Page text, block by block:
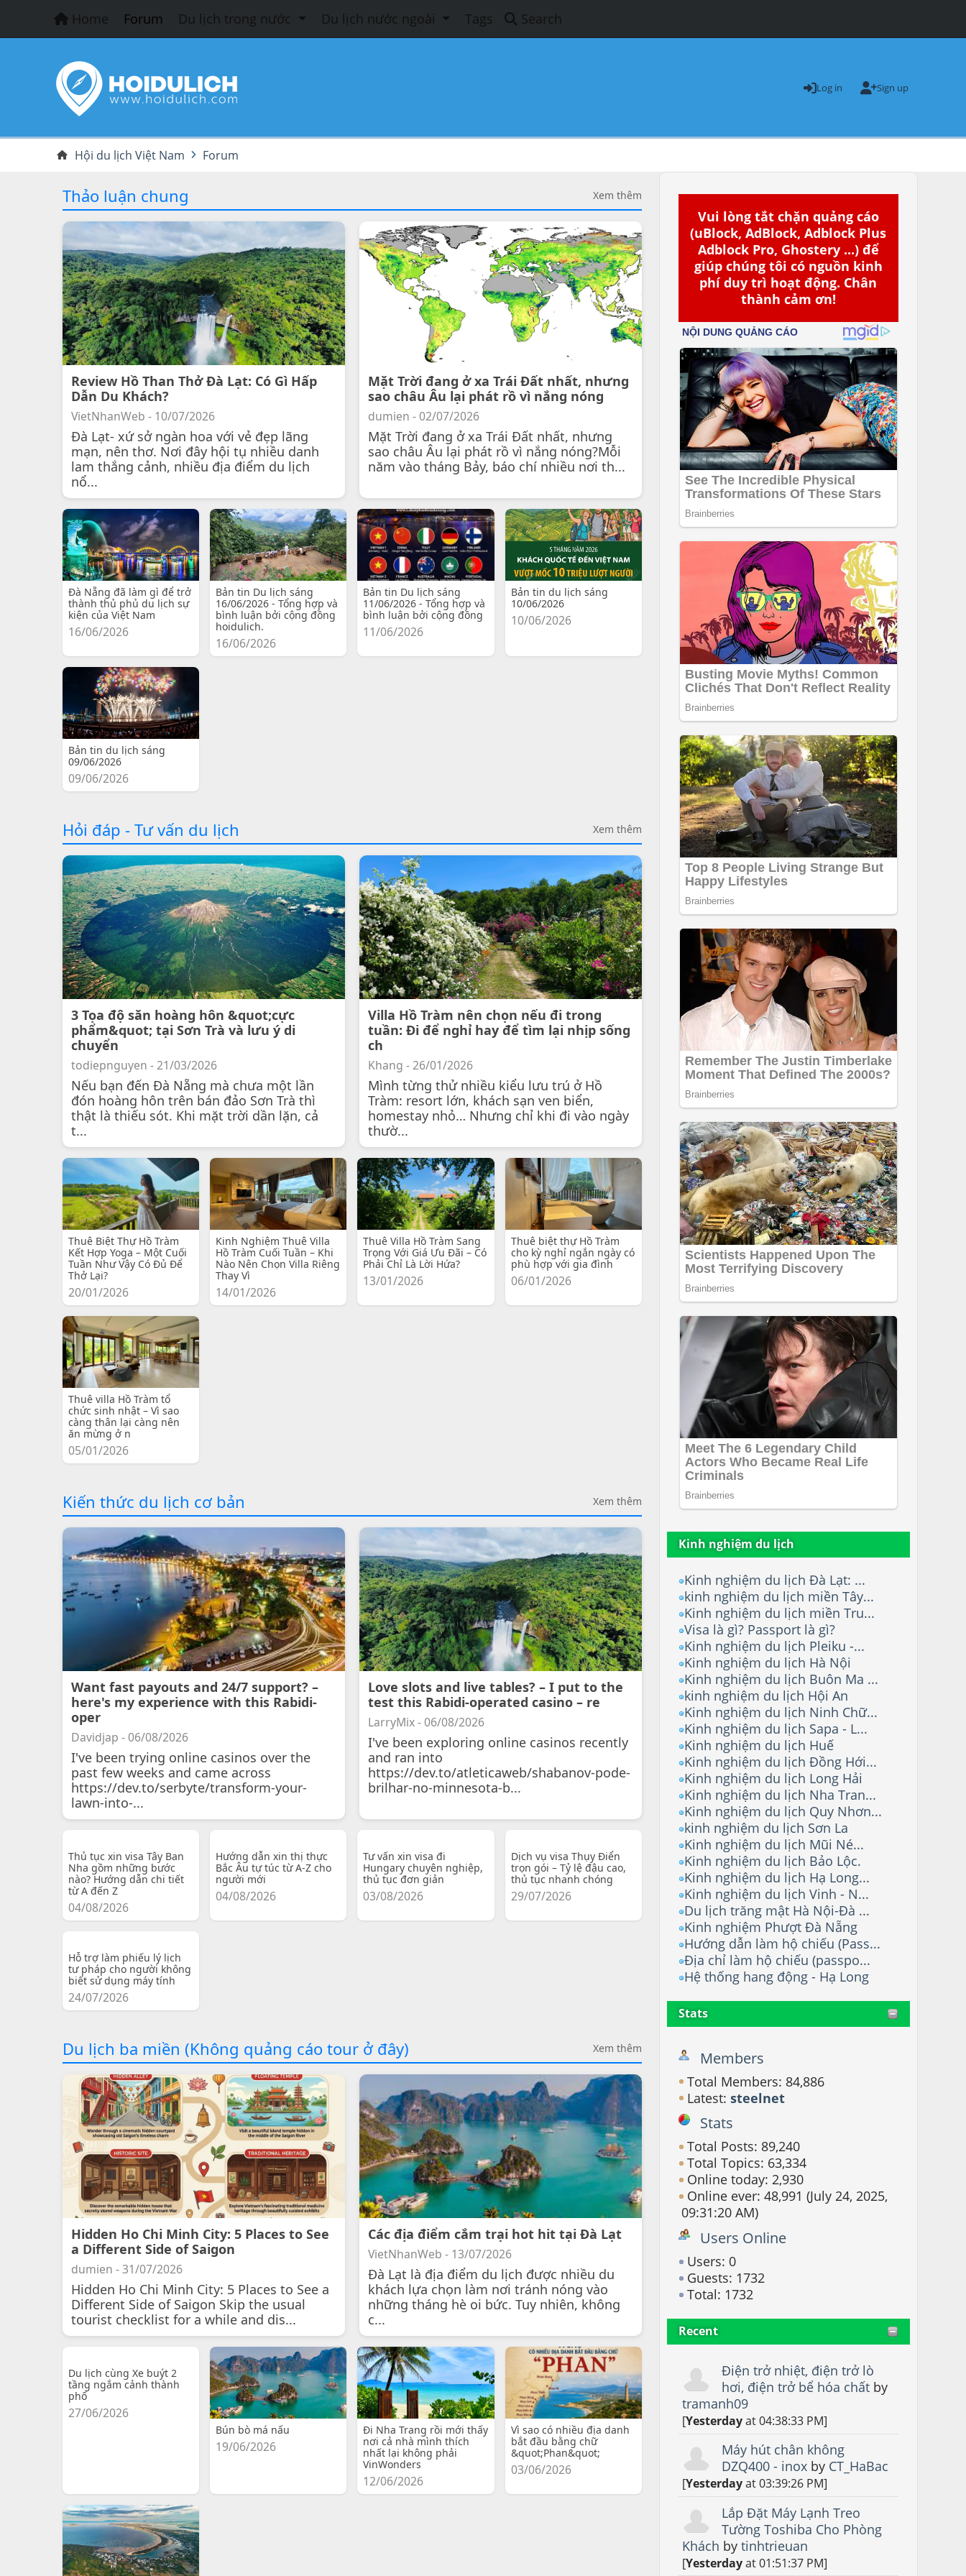
Home Forum Du lịch trong nước Du lịch nước ngoài Tags Search
Log in Sign up
Hội du lịch Việt Nam Forum
Vui lòng tắt chặn quảng cáo
(uBlock, AdBlock, Adblock Plus
Adblock Pro, Ghostery ...) để
giúp chúng tôi có nguồn kinh
phí duy trì hoạt động. Chân
thành cảm ơn!
Kinh nghiệm du lịch
Kinh nghiệm du lịch Đà Lạt: ...
kinh nghiệm du lịch miền Tây...
Kinh nghiệm du lịch miền Tru...
Visa là gì? Passport là gì?
Kinh nghiệm du lịch Pleiku -...
Kinh nghiệm du lịch Hà Nội
Kinh nghiệm du lịch Buôn Ma ...
kinh nghiệm du lịch Hội An
Kinh nghiệm du lịch Ninh Chữ...
Kinh nghiệm du lịch Sapa - L...
Kinh nghiệm du lịch Huế
Kinh nghiệm du lịch Đồng Hới...
Kinh nghiệm du lịch Long Hải
Kinh nghiệm du lịch Nha Tran...
Kinh nghiệm du lịch Quy Nhơn...
kinh nghiệm du lịch Sơn La
Kinh nghiệm du lịch Mũi Né...
Kinh nghiệm du lịch Bảo Lộc.
Kinh nghiệm du lịch Hạ Long...
Kinh nghiệm du lịch Vinh - N...
Du lịch trăng mật Hà Nội-Đà ...
Kinh nghiệm Phượt Đà Nẵng
Hướng dẫn làm hộ chiếu (Pass...
Địa chỉ làm hộ chiếu (passpo...
Hệ thống hang động - Hạ Long
Stats
Members
Total Members: 84,886
Latest:steelnet
Stats
Total Posts: 89,240
Total Topics: 63,334
Online today: 2,930
Online ever: 48,991 (July 24, 2025,
09:31:20 AM)
Users Online
Users: 0
Guests: 1732
Total: 1732
Recent
Điện trở nhiệt, điện trở lò
hơi, điện trở bể hóa chấtby
tramanh09
[Yesterdayat 04:38:33 PM]
Máy hút chân không
DZQ400 - inoxby CT_HaBac
[Yesterdayat 03:39:26 PM]
Lắp Đặt Máy Lạnh Treo
Tường Toshiba Cho Phòng
Khách bytinhtrieuan
[Yesterdayat 01:51:37 PM]
Thảo luận chung Xem thêm
Review Hồ Than Thở Đà Lạt: Có Gì Hấp
Dẫn Du Khách?
VietNhanWeb - 10/07/2026
Đà Lạt- xứ sở ngàn hoa với vẻ đẹp lãng
mạn, nên thơ. Nơi đây hội tụ nhiều danh
lam thắng cảnh, nhiều địa điểm du lịch
nổ...
Mặt Trời đang ở xa Trái Đất nhất, nhưng
sao châu Âu lại phát rồ vì nắng nóng
dumien - 02/07/2026
Mặt Trời đang ở xa Trái Đất nhất, nhưng
sao châu Âu lại phát rồ vì nắng nóng?Mỗi
năm vào tháng Bảy, báo chí nhiều nơi th...
Đà Nẵng đã làm gì để trở
thành thủ phủ du lịch sự
kiện của Việt Nam
16/06/2026
Bản tin Du lịch sáng
16/06/2026 - Tổng hợp và
bình luận bởi cộng đồng
hoidulich.
16/06/2026
Bản tin Du lịch sáng
11/06/2026 - Tổng hợp và
bình luận bởi cộng đồng
11/06/2026
Bản tin du lịch sáng
10/06/2026
10/06/2026
Bản tin du lịch sáng
09/06/2026
09/06/2026
Hỏi đáp - Tư vấn du lịch Xem thêm
3 Tọa độ săn hoàng hôn &quot;cực
phẩm&quot; tại Sơn Trà và lưu ý di
chuyển
todiepnguyen - 21/03/2026
Nếu bạn đến Đà Nẵng mà chưa một lần
đón hoàng hôn trên bán đảo Sơn Trà thì
thật là thiếu sót. Khi mặt trời dần lặn, cả
t...
Villa Hồ Tràm nên chọn nếu đi trong
tuần: Đi để nghỉ hay để tìm lại nhịp sống
ch
Khang - 26/01/2026
Mình từng thử nhiều kiểu lưu trú ở Hồ
Tràm: resort lớn, khách sạn ven biển,
homestay nhỏ… Nhưng chỉ khi đi vào ngày
thườ...
Thuê Biệt Thự Hồ Tràm
Kết Hợp Yoga – Một Cuối
Tuần Như Vậy Có Đủ Để
Thở Lại?
20/01/2026
Kinh Nghiệm Thuê Villa
Hồ Tràm Cuối Tuần – Khi
Nào Nên Chọn Villa Riêng
Thay Vì
14/01/2026
Thuê Villa Hồ Tràm Sang
Trọng Với Giá Ưu Đãi – Có
Phải Chỉ Là Lời Hứa?
13/01/2026
Thuê biệt thự Hồ Tràm
cho kỳ nghỉ ngắn ngày có
phù hợp với gia đình
06/01/2026
Thuê villa Hồ Tràm tổ
chức sinh nhật – Vì sao
càng thân lại càng nên
ăn mừng ở n
05/01/2026
Kiến thức du lịch cơ bản Xem thêm
Want fast payouts and 24/7 support? –
here's my experience with this Rabidi-
oper
Davidjap - 06/08/2026
I've been trying online casinos over the
past few weeks and came across
https://dev.to/serbyte/transform-your-
lawn-into-...
Love slots and live tables? – I put to the
test this Rabidi-operated casino – re
LarryMix - 06/08/2026
I've been exploring online casinos recently
and ran into
https://dev.to/atleticaweb/shabanov-pode-
brilhar-no-minnesota-b...
Thủ tục xin visa Tây Ban
Nha gồm những bước
nào? Hướng dẫn chi tiết
từ A đến Z
04/08/2026
Hướng dẫn xin thị thực
Bắc Âu tự túc từ A-Z cho
người mới
04/08/2026
Tư vấn xin visa đi
Hungary chuyên nghiệp,
thủ tục đơn giản
03/08/2026
Dịch vụ visa Thụy Điển
trọn gói – Tỷ lệ đậu cao,
thủ tục nhanh chóng
29/07/2026
Hỗ trợ làm phiếu lý lịch
tư pháp cho người không
biết sử dụng máy tính
24/07/2026
Du lịch ba miền (Không quảng cáo tour ở đây) Xem thêm
Hidden Ho Chi Minh City: 5 Places to See
a Different Side of Saigon
dumien - 31/07/2026
Hidden Ho Chi Minh City: 5 Places to See a
Different Side of Saigon Skip the usual
tourist checklist for a while and dis...
Các địa điểm cắm trại hot hit tại Đà Lạt
VietNhanWeb - 13/07/2026
Đà Lạt là địa điểm du lịch được nhiều du
khách lựa chọn làm nơi tránh nóng vào
những tháng hè oi bức. Tuy nhiên, không
c...
Du lịch cùng Xe buýt 2
tầng ngắm cảnh thành
phố
27/06/2026
Bún bò má nấu
19/06/2026
Đi Nha Trang rồi mới thấy
nơi cả nhà mình thích
nhất lại không phải
VinWonders
12/06/2026
Vì sao có nhiều địa danh
bắt đầu bằng chữ
&quot;Phan&quot;
03/06/2026